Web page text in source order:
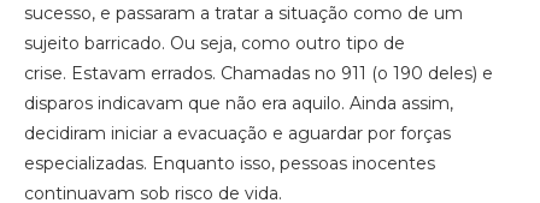
sucesso, e passaram a tratar a situação como de um
sujeito barricado. Ou seja, como outro tipo de
crise. Estavam errados. Chamadas no 911 (o 190 deles) e
disparos indicavam que não era aquilo. Ainda assim,
decidiram iniciar a evacuação e aguardar por forças
especializadas. Enquanto isso, pessoas inocentes
continuavam sob risco de vida.